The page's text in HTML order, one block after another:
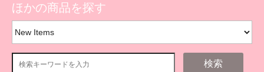
ほかの商品を探す
検索